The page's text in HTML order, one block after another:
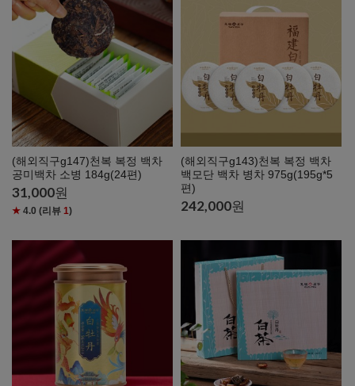
(해외직구g147)천복 복정 백차
공미백차 소병 184g(24편)
31,000원
★ 4.0 (리뷰 1)
(해외직구g143)천복 복정 백차
백모단 백차 병차 975g(195g*5
편)
242,000원